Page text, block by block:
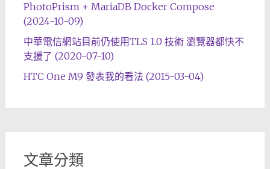
PhotoPrism + MariaDB Docker Compose
(2024-10-09)
中華電信網站目前仍使用TLS 1.0 技術 瀏覽器都快不
支援了 (2020-07-10)
HTC One M9 發表我的看法 (2015-03-04)
文章分類